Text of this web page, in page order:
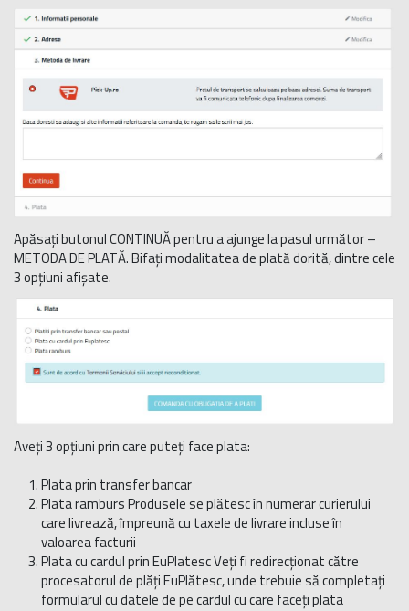
Apăsați butonul CONTINUĂ pentru a ajunge la pasul următor –
METODA DE PLATĂ. Bifați modalitatea de plată dorită, dintre cele
3 opțiuni afișate.
Aveți 3 opțiuni prin care puteți face plata:
Plata prin transfer bancar
Plata ramburs Produsele se plătesc în numerar curierului
care livrează, împreună cu taxele de livrare incluse în
valoarea facturii
Plata cu cardul prin EuPlatesc Veți fi redirecționat către
procesatorul de plăți EuPlătesc, unde trebuie să completați
formularul cu datele de pe cardul cu care faceți plata